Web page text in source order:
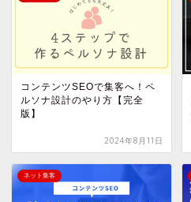
コンテンツSEOで集客へ！ペ
ルソナ設計のやり方【完全
版】
2024年8月11日
ネット集客